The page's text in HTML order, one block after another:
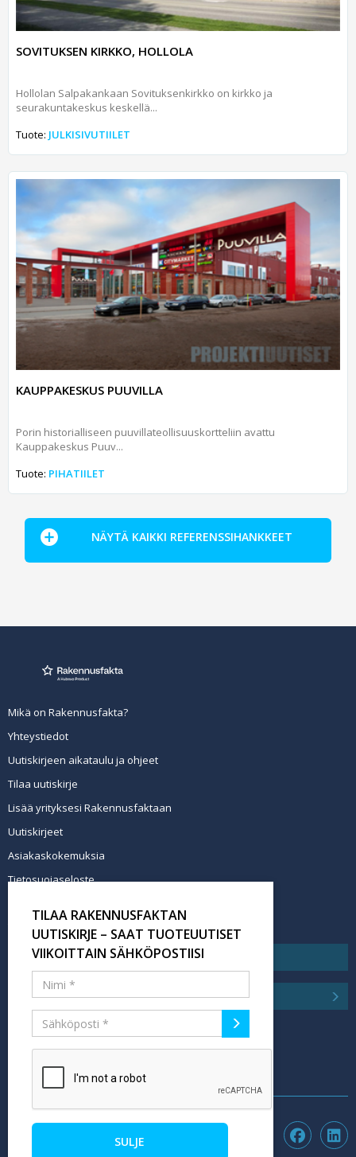
SOVITUKSEN KIRKKO, HOLLOLA
Hollolan Salpakankaan Sovituksenkirkko on kirkko ja
seurakuntakeskus keskellä...
Tuote: JULKISIVUTIILET
KAUPPAKESKUS PUUVILLA
Porin historialliseen puuvillateollisuuskortteliin avattu
Kauppakeskus Puuv...
Tuote: PIHATIILET
NÄYTÄ KAIKKI REFERENSSIHANKKEET
Mikä on Rakennusfakta?
Yhteystiedot
Uutiskirjeen aikataulu ja ohjeet
Tilaa uutiskirje
Lisää yrityksesi Rakennusfaktaan
Uutiskirjeet
Asiakaskokemuksia
Tietosuojaseloste
Tilaa uutiskirje
TILAA RAKENNUSFAKTAN
UUTISKIRJE – SAAT TUOTEUUTISET
VIIKOITTAIN SÄHKÖPOSTIISI
SULJE